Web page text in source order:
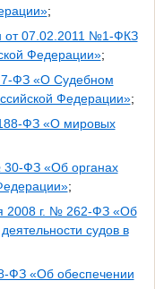
;
от 07.02.2011 №1-ФКЗ
Федерации»;
ФЗ «О Судебном
Федерации»;
ФЗ «О мировых
ФЗ «Об органах
;
2008 г. № 262-ФЗ «Об
судов в
ФЗ «Об обеспечении